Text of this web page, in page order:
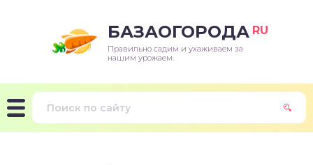
БАЗАОГОРОДА RU
Правильно садим и ухаживаем за
нашим урожаем.